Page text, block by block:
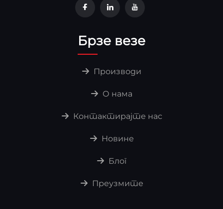
Брзе везе
Производи
О нама
Контактирајте нас
Новине
Блог
Преузмите